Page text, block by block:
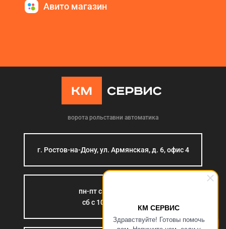
КМ СЕРВИС
Здравствуйте! Готовы помочь
Авито магазин
ворота рольставни автоматика
г. Ростов-на-Дону, ул. Армянская, д. 6, офис 4
пн-пт с 9:00 до 18:00
сб с 10:00 до 15:00